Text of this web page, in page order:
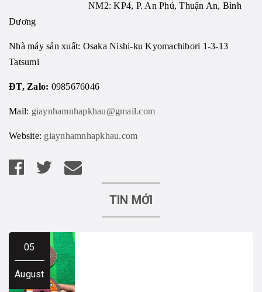
NM2: KP4, P. An Phú, Thuận An, Bình
Dương
Nhà máy sản xuất: Osaka Nishi-ku Kyomachibori 1-3-13
Tatsumi
ĐT, Zalo: 0985676046
Mail: giaynhamnhapkhau@gmail.com
Website: giaynhamnhapkhau.com
TIN MỚI
05
August